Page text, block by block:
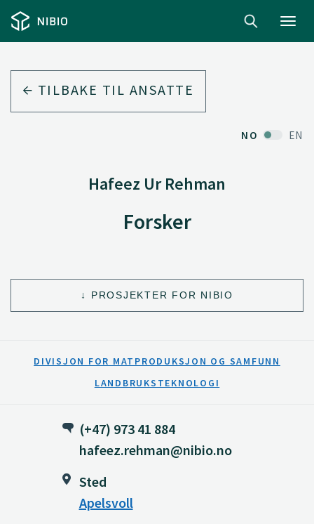
TILBAKE TIL ANSATTE
NO EN
Hafeez Ur Rehman
Forsker
PROSJEKTER FOR NIBIO
DIVISJON FOR MATPRODUKSJON OG SAMFUNN
LANDBRUKSTEKNOLOGI
(+47) 973 41 884
hafeez.rehman@nibio.no
Sted
Apelsvoll